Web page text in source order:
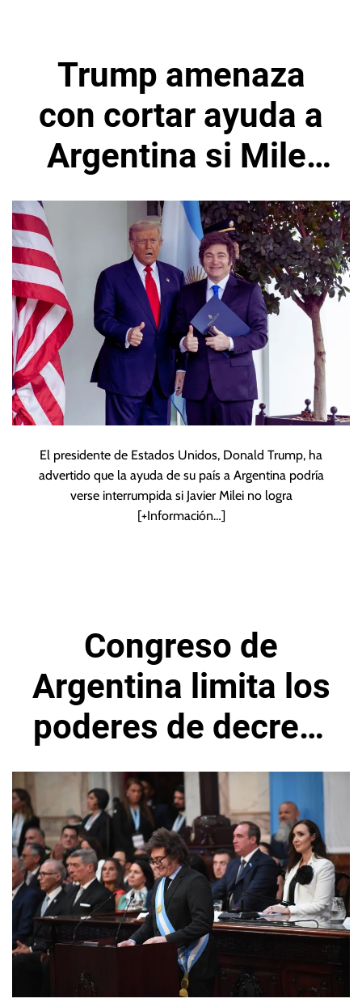
Trump amenaza
con cortar ayuda a
Argentina si Milei
pierde las
elecciones
El presidente de Estados Unidos, Donald Trump, ha
advertido que la ayuda de su país a Argentina podría
verse interrumpida si Javier Milei no logra
[+Información…]
Congreso de
Argentina limita los
poderes de decreto
de Javier Milei